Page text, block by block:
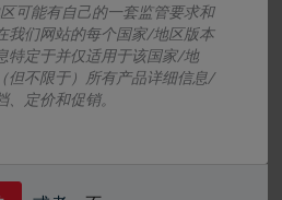
可能有自己的一套监管要求和
我们网站的每个国家/地区版本
特定于并仅适用于该国家/地
但不限于）所有产品详细信息/
、定价和促销。